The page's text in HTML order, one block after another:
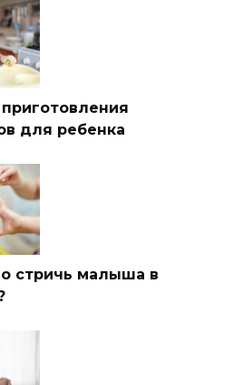
для ребенка
стричь малыша в